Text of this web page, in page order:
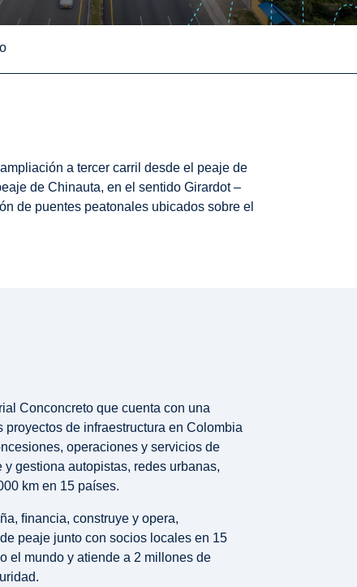
a tercer carril desde el peaje de
de Chinauta, en el sentido Girardot –
de puentes peatonales ubicados sobre el
Conconcreto que cuenta con una
de infraestructura en Colombia
operaciones y servicios de
gestiona autopistas, redes urbanas,
km en 15 países.
ﬁnancia, construye y opera,
peaje junto con socios locales en 15
el mundo y atiende a 2 millones de